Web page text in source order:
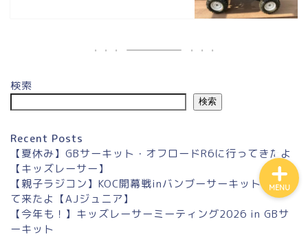
検索
検索
Recent Posts
【夏休み】GBサーキット・オフロードR6に行ってきたよ
【キッズレーサー】
【親子ラジコン】KOC開幕戦inバンブーサーキットに行っ
て来たよ【AJジュニア】
【今年も！】キッズレーサーミーティング2026 in GBサ
ーキット
MENU
Access to us